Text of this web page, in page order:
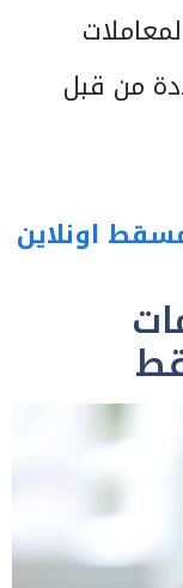
من قبل
مسقط اونلاين